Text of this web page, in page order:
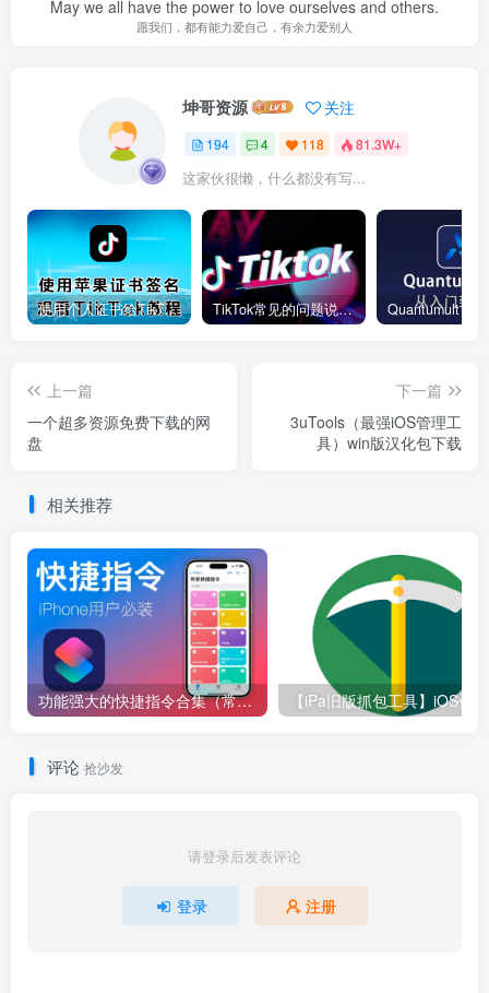
May we all have the power to love ourselves and others.
愿我们，都有能力爱自己，有余力爱别人
坤哥资源 关注
194 4 118 81.3W+
这家伙很懒，什么都没有写...
使用个人证书给TikTok签名安装(视频) TikTok常见的问题说明和解决方法
上一篇
一个超多资源免费下载的网
盘
下一篇
3uTools（最强iOS管理工
具）win版汉化包下载
相关推荐
功能强大的快捷指令合集（常用）
评论 抢沙发
请登录后发表评论
登录 注册